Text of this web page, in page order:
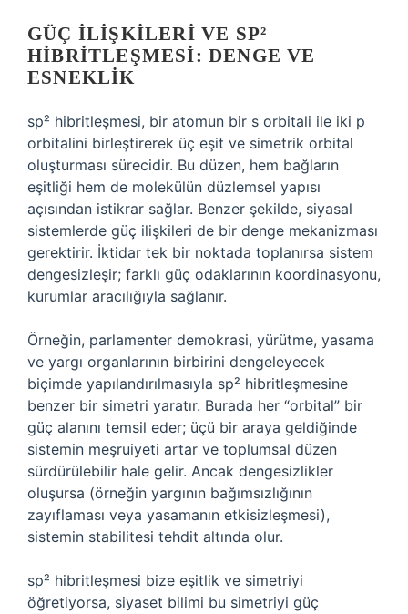
GÜÇ İLIŞKILERI VE SP²
HIBRITLEŞMESI: DENGE VE
ESNEKLIK
sp² hibritleşmesi, bir atomun bir s orbitali ile iki p
orbitalini birleştirerek üç eşit ve simetrik orbital
oluşturması sürecidir. Bu düzen, hem bağların
eşitliği hem de molekülün düzlemsel yapısı
açısından istikrar sağlar. Benzer şekilde, siyasal
sistemlerde güç ilişkileri de bir denge mekanizması
gerektirir. İktidar tek bir noktada toplanırsa sistem
dengesizleşir; farklı güç odaklarının koordinasyonu,
kurumlar aracılığıyla sağlanır.
Örneğin, parlamenter demokrasi, yürütme, yasama
ve yargı organlarının birbirini dengeleyecek
biçimde yapılandırılmasıyla sp² hibritleşmesine
benzer bir simetri yaratır. Burada her “orbital” bir
güç alanını temsil eder; üçü bir araya geldiğinde
sistemin meşruiyeti artar ve toplumsal düzen
sürdürülebilir hale gelir. Ancak dengesizlikler
oluşursa (örneğin yargının bağımsızlığının
zayıflaması veya yasamanın etkisizleşmesi),
sistemin stabilitesi tehdit altında olur.
sp² hibritleşmesi bize eşitlik ve simetriyi
öğretiyorsa, siyaset bilimi bu simetriyi güç